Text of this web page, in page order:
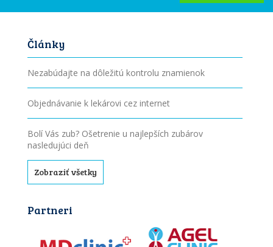
Články
Nezabúdajte na dôležitú kontrolu znamienok
Objednávanie k lekárovi cez internet
Bolí Vás zub? Ošetrenie u najlepších zubárov
nasledujúci deň
Zobraziť všetky
Partneri